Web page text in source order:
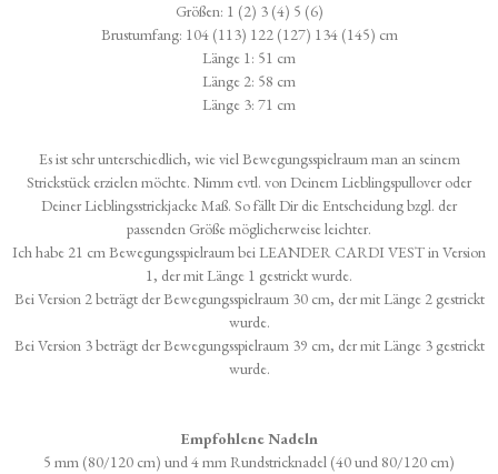
Größen: 1 (2) 3 (4) 5 (6)
Brustumfang: 104 (113) 122 (127) 134 (145) cm
Länge 1: 51 cm
Länge 2: 58 cm
Länge 3: 71 cm
Es ist sehr unterschiedlich, wie viel Bewegungsspielraum man an seinem
Strickstück erzielen möchte. Nimm evtl. von Deinem Lieblingspullover oder
Deiner Lieblingsstrickjacke Maß. So fällt Dir die Entscheidung bzgl. der
passenden Größe möglicherweise leichter.
Ich habe 21 cm Bewegungsspielraum bei LEANDER CARDI VEST in Version
1, der mit Länge 1 gestrickt wurde.
Bei Version 2 beträgt der Bewegungsspielraum 30 cm, der mit Länge 2 gestrickt
wurde.
Bei Version 3 beträgt der Bewegungsspielraum 39 cm, der mit Länge 3 gestrickt
wurde.
Empfohlene Nadeln
5 mm (80/120 cm) und 4 mm Rundstricknadel (40 und 80/120 cm)